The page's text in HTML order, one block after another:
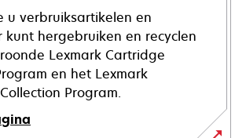
u verbruiksartikelen en
hergebruiken en recyclen
Lexmark Cartridge
en het Lexmark
Program.